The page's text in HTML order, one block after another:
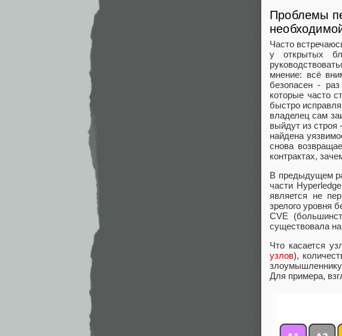
Проблемы
Часто
у открытых
мнение: всё
безопасен -
которые часто
быстро
владелец сам
выйдут из строя
найдена
снова
контрактах,
В предыдущем
части
является не
зрелого уровня
CVE
существовала
Что касается
узлов),
Для примера,